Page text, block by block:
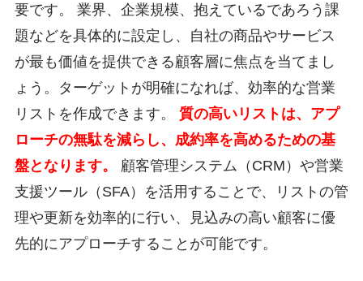
要です。 業界、企業規模、抱えているであろう課
題などを具体的に設定し、自社の商品やサービス
が最も価値を提供できる顧客層に焦点を当てまし
ょう。ターゲットが明確になれば、効率的な営業
リストを作成できます。 質の高いリストは、アプ
ローチの無駄を減らし、成約率を高めるための基
盤となります。
顧客管理システム（CRM）や営業
支援ツール（SFA）を活用することで、リストの管
理や更新を効率的に行い、見込みの高い顧客に優
先的にアプローチすることが可能です。